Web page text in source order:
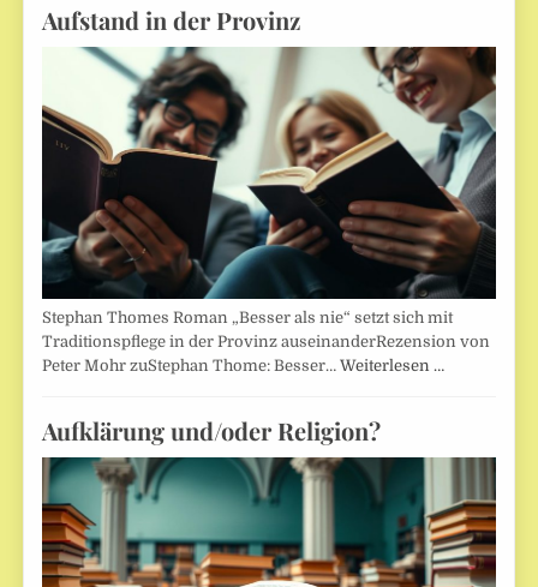
Aufstand in der Provinz
Stephan Thomes Roman „Besser als nie“ setzt sich mit
Traditionspflege in der Provinz auseinanderRezension von
Peter Mohr zuStephan Thome: Besser…Weiterlesen …
Aufklärung und/oder Religion?